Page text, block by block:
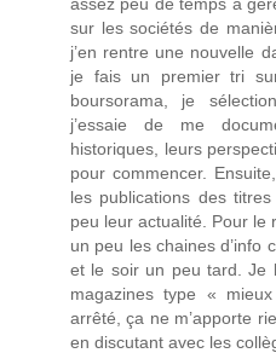
sur les sociétés de
j’en rentre une nouvelle
je fais un premier tri
boursorama, je
j’essaie de me
historiques, leurs
pour commencer.
les publications des
peu leur actualité. Pour le
un peu les chaines d’info
et le soir un peu tard. Je
magazines type «
arrêté, ça ne m’apporte
en discutant avec les